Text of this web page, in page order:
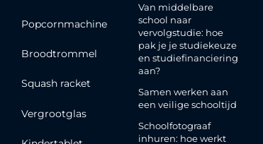
Popcornmachine
Broodtrommel
Squash racket
Vergrootglas
Van middelbare
school naar
vervolgstudie: hoe
pak je je studiekeuze
en studiefinanciering
aan?
Samen werken aan
een veilige schooltijd
Schoolfotograaf
inhuren: hoe werkt